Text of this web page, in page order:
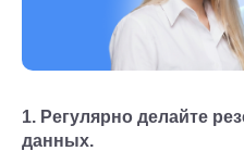
1. Регулярно делайте
данных.